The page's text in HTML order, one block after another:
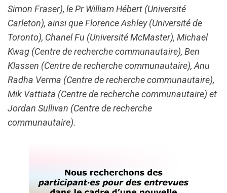
Simon Fraser), le Pr William Hébert (Université
Carleton), ainsi que Florence Ashley (Université de
Toronto), Chanel Fu (Université McMaster), Michael
Kwag (Centre de recherche communautaire), Ben
Klassen (Centre de recherche communautaire), Anu
Radha Verma (Centre de recherche communautaire),
Mik Vattiata (Centre de recherche communautaire) et
Jordan Sullivan (Centre de recherche
communautaire).